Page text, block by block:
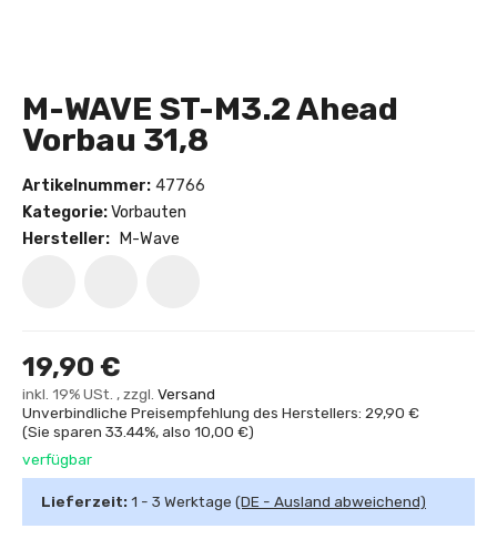
M-WAVE ST-M3.2 Ahead
Vorbau 31,8
Artikelnummer: 47766
Kategorie:Vorbauten
Hersteller:
M-Wave
19,90 €
inkl. 19% USt. , zzgl. Versand
Unverbindliche Preisempfehlung des Herstellers: 29,90 €
(Sie sparen 33.44%, also 10,00 €)
verfügbar
Lieferzeit: 1 - 3 Werktage (DE - Ausland abweichend)